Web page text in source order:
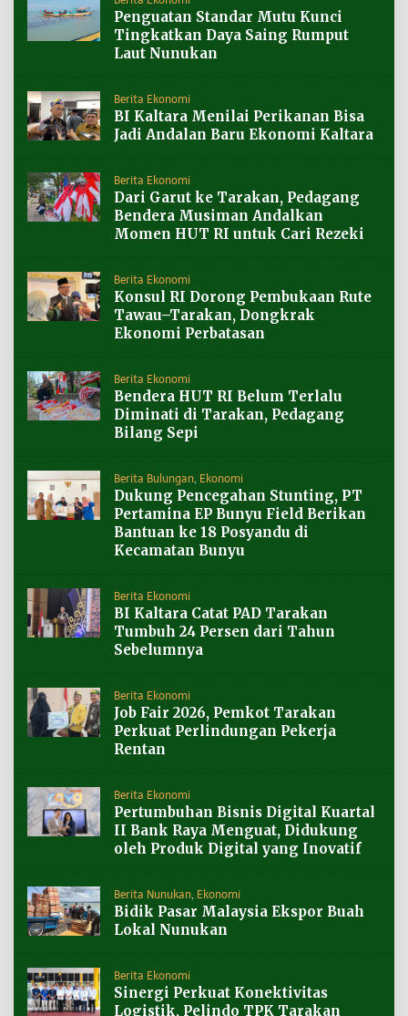
Penguatan Standar Mutu Kunci
Tingkatkan Daya Saing Rumput
Laut Nunukan
Berita Ekonomi
BI Kaltara Menilai Perikanan Bisa
Jadi Andalan Baru Ekonomi Kaltara
Berita Ekonomi
Dari Garut ke Tarakan, Pedagang
Bendera Musiman Andalkan
Momen HUT RI untuk Cari Rezeki
Berita Ekonomi
Konsul RI Dorong Pembukaan Rute
Tawau–Tarakan, Dongkrak
Ekonomi Perbatasan
Berita Ekonomi
Bendera HUT RI Belum Terlalu
Diminati di Tarakan, Pedagang
Bilang Sepi
Berita Bulungan Ekonomi
Dukung Pencegahan Stunting, PT
Pertamina EP Bunyu Field Berikan
Bantuan ke 18 Posyandu di
Kecamatan Bunyu
Berita Ekonomi
BI Kaltara Catat PAD Tarakan
Tumbuh 24 Persen dari Tahun
Sebelumnya
Berita Ekonomi
Job Fair 2026, Pemkot Tarakan
Perkuat Perlindungan Pekerja
Rentan
Berita Ekonomi
Pertumbuhan Bisnis Digital Kuartal
II Bank Raya Menguat, Didukung
oleh Produk Digital yang Inovatif
Berita Nunukan Ekonomi
Bidik Pasar Malaysia Ekspor Buah
Lokal Nunukan
Berita Ekonomi
Sinergi Perkuat Konektivitas
Logistik, Pelindo TPK Tarakan